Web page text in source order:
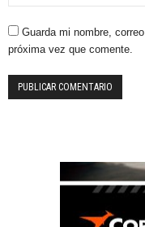
Guarda mi nombre,
próxima vez que comente.